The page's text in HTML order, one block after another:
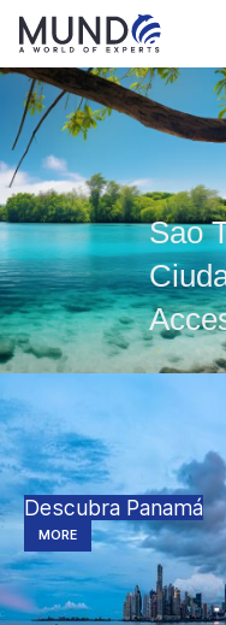
Sao
Descubra Panamá
MORE